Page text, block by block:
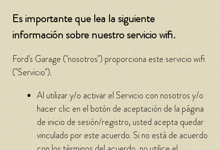
Es importante que lea la siguiente
información sobre nuestro servicio wifi.
Ford's Garage ("nosotros") proporciona este servicio wifi
("Servicio").
Al utilizar y/o activar el Servicio con nosotros y/o
hacer clic en el botón de aceptación de la página
de inicio de sesión/registro, usted acepta quedar
vinculado por este acuerdo. Si no está de acuerdo